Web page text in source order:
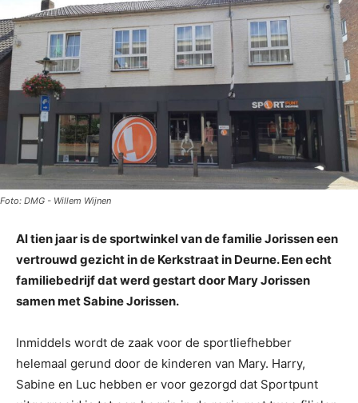
Foto: DMG - Willem Wijnen
Al tien jaar is de sportwinkel van de familie Jorissen een
vertrouwd gezicht in de Kerkstraat in Deurne. Een echt
familiebedrijf dat werd gestart door Mary Jorissen
samen met Sabine Jorissen.
Inmiddels wordt de zaak voor de sportliefhebber
helemaal gerund door de kinderen van Mary. Harry,
Sabine en Luc hebben er voor gezorgd dat Sportpunt